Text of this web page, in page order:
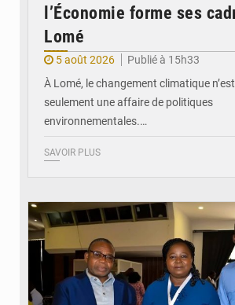
l’Économie forme ses
Lomé
5 août 2026
Publié à 15h33
À Lomé, le changement climatique
seulement une affaire de politiques
environnementales.…
SAVOIR PLUS